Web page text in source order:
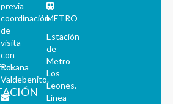
previa
coordinación
de
visita
con
Roxana
Valdebenito.
METRO
Estación
de
Metro
Los
Leones.
Línea